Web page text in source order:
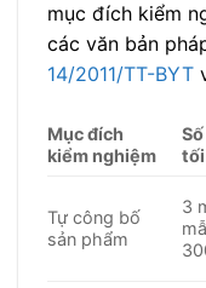
mục đích kiểm
các văn bản
14/2011/TT-BYT
Mục đích
kiểm nghiệm
Tự công bố
sản phẩm
3